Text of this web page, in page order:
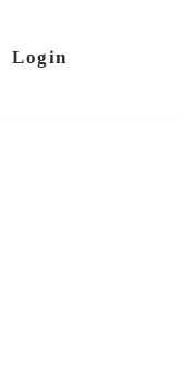
Login